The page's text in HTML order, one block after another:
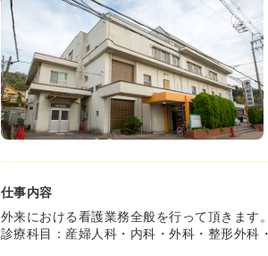
仕事内容
外来における看護業務全般を行って頂きます。
診療科目：産婦人科・内科・外科・整形外科